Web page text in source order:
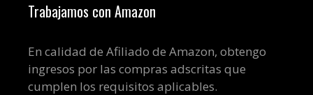
Trabajamos con Amazon
En calidad de Afiliado de Amazon, obtengo
ingresos por las compras adscritas que
cumplen los requisitos aplicables.